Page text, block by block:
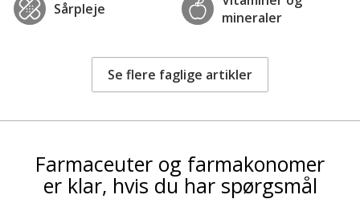
Sårpleje
mineraler
Se flere faglige artikler
Farmaceuter og farmakonomer
er klar, hvis du har spørgsmål